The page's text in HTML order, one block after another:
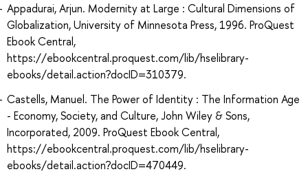
Appadurai, Arjun. Modernity at Large : Cultural Dimensions of
Globalization, University of Minnesota Press, 1996. ProQuest
Ebook Central,
https://ebookcentral.proquest.com/lib/hselibrary-
ebooks/detail.action?docID=310379.
Castells, Manuel. The Power of Identity : The Information Age
- Economy, Society, and Culture, John Wiley & Sons,
Incorporated, 2009. ProQuest Ebook Central,
https://ebookcentral.proquest.com/lib/hselibrary-
ebooks/detail.action?docID=470449.